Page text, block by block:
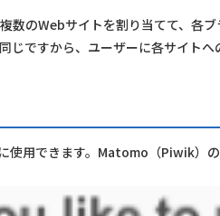
数のWebサイトを割り当てて、各
じですから、ユーザーに各サイト
使用できます。Matomo（Piwik）